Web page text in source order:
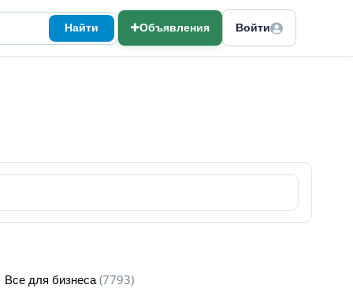
Найти Объявления Войти
Все для бизнеса (7793)